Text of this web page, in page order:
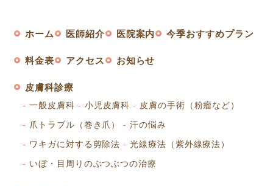
ホーム 医師紹介 医院案内 今季おすすめプラン
料金表 アクセス お知らせ
皮膚科診療
一般皮膚科 小児皮膚科 皮膚の手術（粉瘤など）
爪トラブル（巻き爪） 汗の悩み
ワキガに対する剪除法 光線療法（紫外線療法）
いぼ・目周りのぶつぶつの治療